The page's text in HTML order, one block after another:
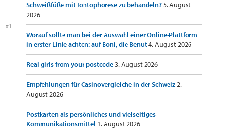
#1
Schweißfüße mit Iontophorese zu behandeln?5. August
2026
Worauf sollte man bei der Auswahl einer Online-Plattform
in erster Linie achten: auf Boni, die Benut4. August 2026
Real girls from your postcode3. August 2026
Empfehlungen für Casinovergleiche in der Schweiz2.
August 2026
Postkarten als persönliches und vielseitiges
Kommunikationsmittel 1. August 2026